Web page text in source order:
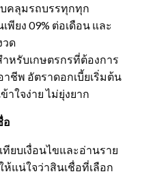
บคลุมรถบรรทุกทุก
พียง 09% ต่อเดือน และ
วด
ำหรับเกษตรกรที่ต้องการ
ชีพ อัตราดอกเบี้ยเริ่มต้น
าใจง่าย ไม่ยุ่งยาก
อ
ทียบเงื่อนไขและอ่านราย
แน่ใจว่าสินเชื่อที่เลือก